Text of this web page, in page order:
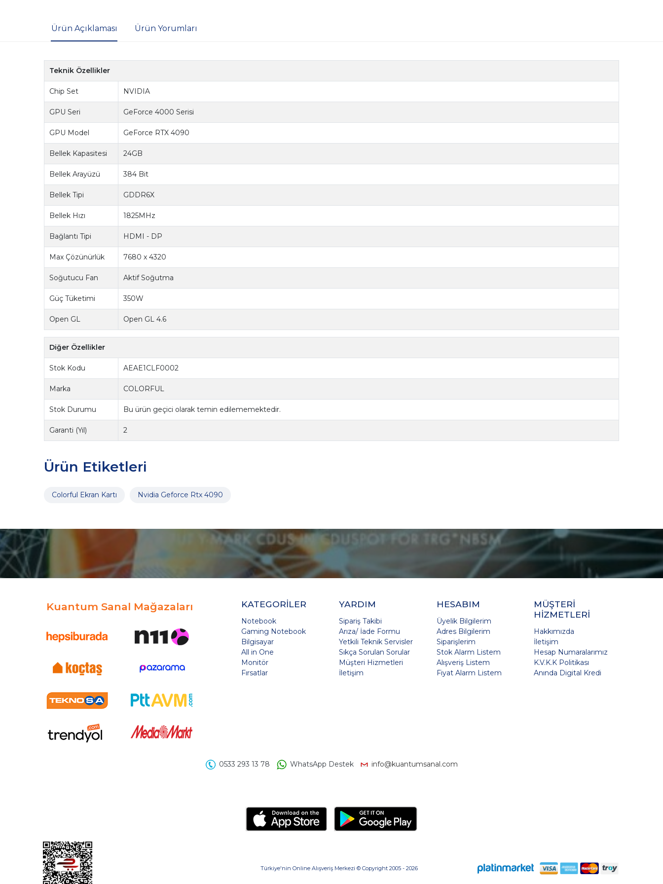
Ürün Açıklaması Ürün Yorumları
Teknik Özellikler
Chip Set NVIDIA
GPU Seri GeForce 4000 Serisi
GPU Model GeForce RTX 4090
Bellek Kapasitesi 24GB
Bellek Arayüzü 384 Bit
Bellek Tipi GDDR6X
Bellek Hızı 1825MHz
Bağlantı Tipi HDMI - DP
Max Çözünürlük 7680 x 4320
Soğutucu Fan Aktif Soğutma
Güç Tüketimi 350W
Open GL Open GL 4.6
Diğer Özellikler
Stok Kodu AEAE1CLF0002
Marka COLORFUL
Stok Durumu Bu ürün geçici olarak temin edilememektedir.
Garanti (Yıl) 2
Ürün Etiketleri
Colorful Ekran Kartı Nvidia Geforce Rtx 4090
Kuantum Sanal Mağazaları KATEGORİLER
Notebook
Gaming Notebook
Bilgisayar
All in One
Monitör
Fırsatlar
YARDIM
Sipariş Takibi
Arıza/ İade Formu
Yetkili Teknik Servisler
Sıkça Sorulan Sorular
Müşteri Hizmetleri
İletişim
HESABIM
Üyelik Bilgilerim
Adres Bilgilerim
Siparişlerim
Stok Alarm Listem
Alışveriş Listem
Fiyat Alarm Listem
MÜŞTERİ
HİZMETLERİ
Hakkımızda
İletişim
Hesap Numaralarımız
K.V.K.K Politikası
Anında Digital Kredi
0533 293 13 78 WhatsApp Destek info@kuantumsanal.com
Türkiye'nin Online Alışveriş Merkezi © Copyright 2005 - 2026